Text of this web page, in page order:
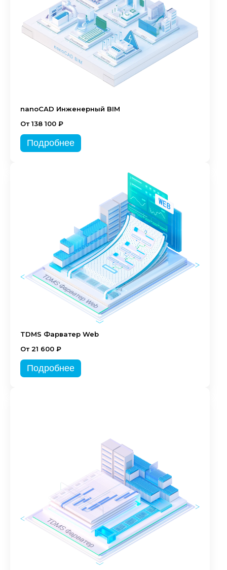
nanoCAD Инженерный BIM
От 138 100 ₽
Подробнее
TDMS Фарватер Web
От 21 600 ₽
Подробнее